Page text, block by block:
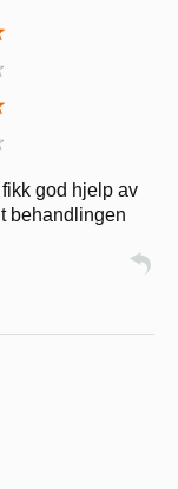
god hjelp av
behandlingen